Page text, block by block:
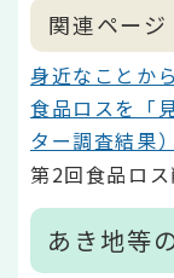
関連ページ
身近なことか
食品ロスを「
ター調査結果）
第2回食品ロ
あき地等